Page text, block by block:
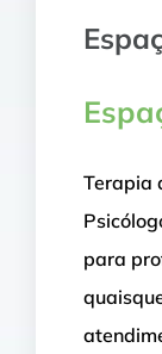
Terapia
para